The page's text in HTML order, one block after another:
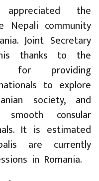
the
Nepali community
Joint Secretary
thanks to the
for providing
to explore
society, and
consular
It is estimated
are currently
in Romania.